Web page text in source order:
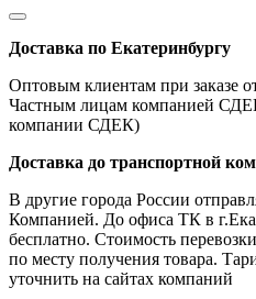
Доставка по Екатеринбургу
Оптовым клиентам при заказе
Частным лицам компанией
компании СДЕК)
Доставка до транспортной
В другие города России
Компанией. До офиса ТК в
бесплатно. Стоимость
по месту получения товара.
уточнить на сайтах компаний